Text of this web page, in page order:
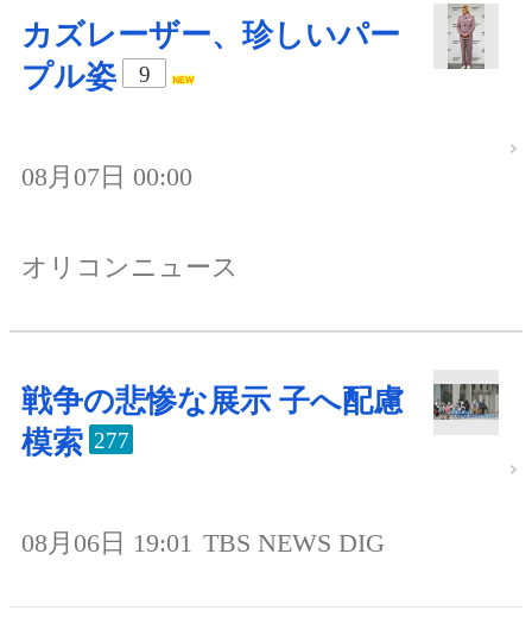
カズレーザー、珍しいパー
プル姿
9
08月07日 00:00
オリコンニュース
戦争の悲惨な展示 子へ配慮
模索 277
08月06日 19:01 TBS NEWS DIG